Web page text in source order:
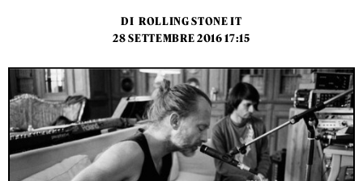
DI ROLLING STONE IT
28 SETTEMBRE 2016 17:15